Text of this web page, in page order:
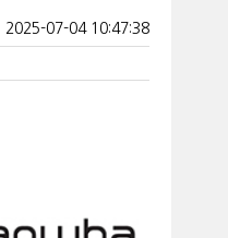
2025-07-04 10:47:38